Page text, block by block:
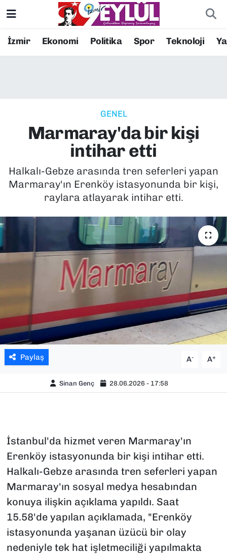
İzmir Ekonomi Politika Spor Teknoloji
GENEL
Marmaray'da bir kişi
intihar etti
Halkalı-Gebze arasında tren seferleri yapan
Marmaray'ın Erenköy istasyonunda bir kişi,
raylara atlayarak intihar etti.
Paylaş A- A+
Sinan Genç 28.06.2026 - 17:58
İstanbul'da hizmet veren Marmaray'ın
Erenköy istasyonunda bir kişi intihar etti.
Halkalı-Gebze arasında tren seferleri yapan
Marmaray'ın sosyal medya hesabından
konuya ilişkin açıklama yapıldı. Saat
15.58'de yapılan açıklamada, "Erenköy
istasyonunda yaşanan üzücü bir olay
nedeniyle tek hat işletmeciliği yapılmakta
Resmi İlanlar
EKONOMİ
KÜLTÜR SANAT
MAGAZİN
POLİTİKA
TEKNOLOJİ
YAŞAM
YEREL YÖNETİMLER
Konak Nöbetçi Eczaneler
Süper Lig Puan Durumu ve Fikstür
Tüm Manşetler
Son Dakika Haberleri
Haber Arşivi